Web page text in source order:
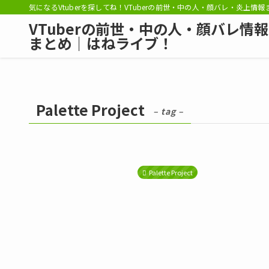
気になるVtuberを探してね！VTuberの前世・中の人・顔バレ・炎上情報
VTuberの前世・中の人・顔バレ情報
まとめ｜はねライブ！
Palette Project – tag –
Palette Project